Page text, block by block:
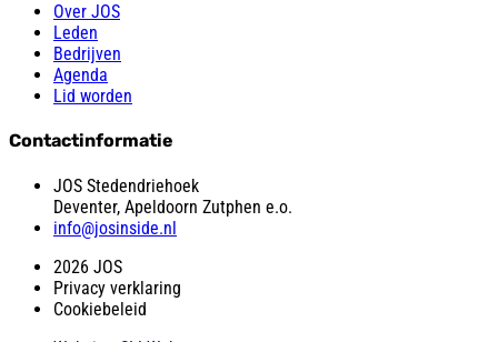
Over JOS
Leden
Bedrijven
Agenda
Lid worden
Contactinformatie
JOS Stedendriehoek
Deventer, Apeldoorn Zutphen e.o.
info@josinside.nl
2026 JOS
Privacy verklaring
Cookiebeleid